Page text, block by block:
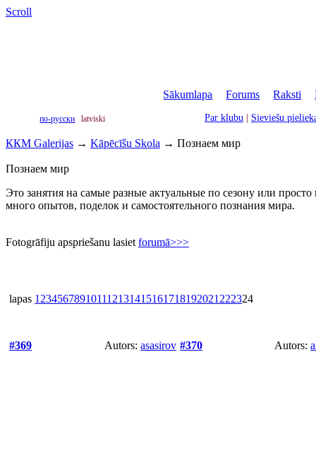
Scroll
Sākumlapa |Forums |Raksti |
по-русски latviski Par klubu Sieviešu
ККМ Galerijas → Kāpēcīšu Skola → Познаем мир
Познаем мир
Это занятия на самые разные актуальные по сезону или
много опытов, поделок и самостоятельного познания мира.
Fotogrāfiju apspriešanu lasiet forumā>>>
lapas 1 23456789101112131415161718192021 222324
#369 Autors: asasirov #370 Autors: